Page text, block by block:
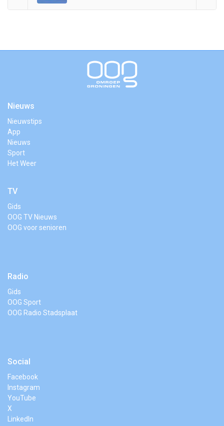
Nieuws
Nieuwstips
App
Nieuws
Sport
Het Weer
TV
Gids
OOG TV Nieuws
OOG voor senioren
Radio
Gids
OOG Sport
OOG Radio Stadsplaat
Social
Facebook
Instagram
YouTube
X
LinkedIn